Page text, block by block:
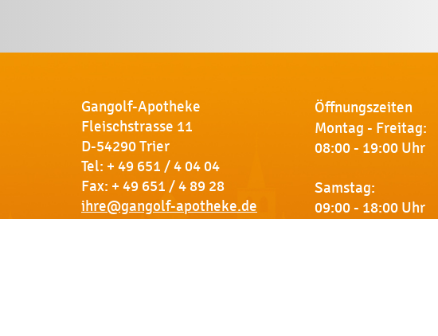
Gangolf-Apotheke
Fleischstrasse 11
D-54290 Trier
Tel: + 49 651 / 4 04 04
Fax: + 49 651 / 4 89 28
ihre@gangolf-apotheke.de
Öffnungszeiten
Montag - Freitag:
08:00 - 19:00 Uhr
Samstag:
09:00 - 18:00 Uhr